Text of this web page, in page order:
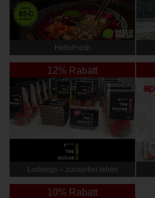
HelloFresh
12% Rabatt
Ludwegs – zuckerfrei leben
10% Rabatt